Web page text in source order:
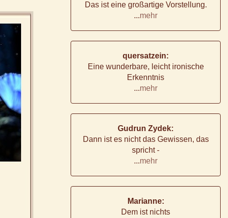
Das ist eine großartige Vorstellung.
...mehr
quersatzein:
Eine wunderbare, leicht ironische
Erkenntnis
...mehr
Gudrun Zydek:
Dann ist es nicht das Gewissen, das
spricht -
...mehr
Marianne:
Dem ist nichts